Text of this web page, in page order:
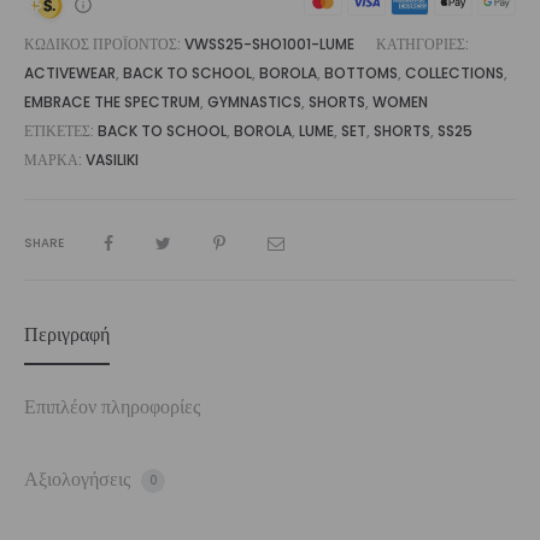
ΚΩΔΙΚΌΣ ΠΡΟΪΌΝΤΟΣ: VWSS25-SHO1001-LUME
ΚΑΤΗΓΟΡΊΕΣ:
ACTIVEWEAR, BACK TO SCHOOL, BOROLA, BOTTOMS, COLLECTIONS,
EMBRACE THE SPECTRUM, GYMNASTICS, SHORTS, WOMEN
ΕΤΙΚΈΤΕΣ: BACK TO SCHOOL, BOROLA, LUME, SET, SHORTS, SS25
ΜΆΡΚΑ: VASILIKI
SHARE
Περιγραφή
Επιπλέον πληροφορίες
Αξιολογήσεις 0